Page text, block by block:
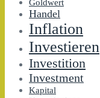
Goldwert
Handel
Inflation
Investieren
Investition
Investment
Kapital